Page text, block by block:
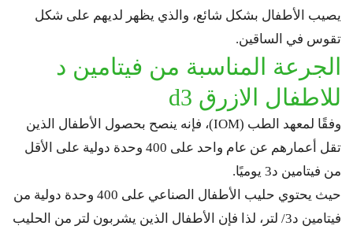
يصيب الأطفال بشكل شائع، والذي يظهر لديهم على شكل
تقوس في الساقين.
الجرعة المناسبة من فيتامين د
للاطفال الازرق d3
وفقًا لمعهد الطب (IOM)، فإنه ينصح بحصول الأطفال الذين
تقل أعمارهم عن عام واحد على 400 وحدة دولية على الأقل
من فيتامين د3 يوميًا.
حيث يحتوي حليب الأطفال الصناعي على 400 وحدة دولية من
فيتامين د3/ لتر، لذا فإن الأطفال الذين يشربون لتر من الحليب